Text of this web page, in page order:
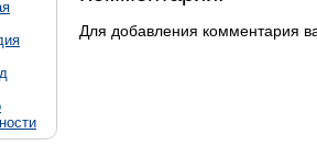
Для добавления комментария